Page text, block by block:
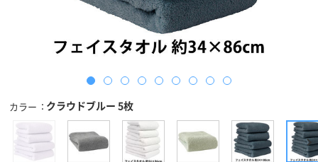
カラー クラウドブルー 5枚